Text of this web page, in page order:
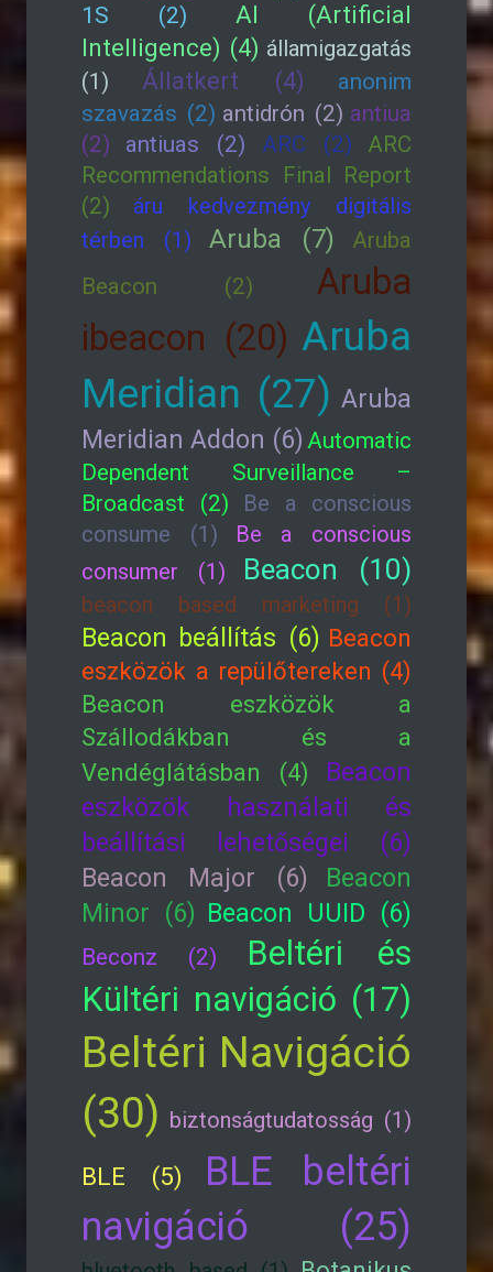
1S (2)
AI (Artificial
Intelligence) (4) államigazgatás
(1)
Állatkert (4)
anonim
szavazás (2) antidrón (2) antiua
(2)
antiuas (2) ARC (2)
ARC
Recommendations Final Report
(2)
áru kedvezmény digitális
térben (1)
Aruba (7)
Aruba
Beacon (2)
Aruba
ibeacon (20) Aruba
Meridian (27) Aruba
Meridian Addon (6) Automatic
Dependent Surveillance –
Broadcast (2)
Be a conscious
consume (1)
Be a conscious
consumer (1)
Beacon (10)
beacon based marketing (1)
Beacon beállítás (6) Beacon
eszközök a repülőtereken (4)
Beacon eszközök a
Szállodákban és a
Vendéglátásban (4)
Beacon
eszközök használati és
beállítási lehetőségei (6)
Beacon Major (6)
Beacon
Minor (6) Beacon UUID (6)
Beconz (2)
Beltéri és
Kültéri navigáció (17)
Beltéri Navigáció
(30) biztonságtudatosság (1)
BLE (5)
BLE beltéri
navigáció (25)